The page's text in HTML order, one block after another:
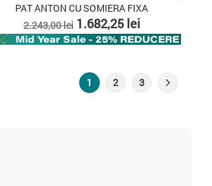
PAT ANTON CU SOMIERA FIXA
Pret
de
baza
2.243,00 lei Pret
1.682,25 lei
1 2 3